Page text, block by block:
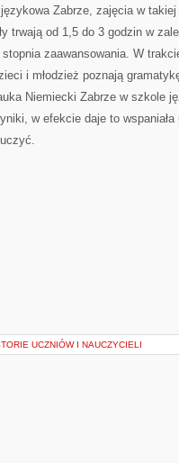
Zabrze, zajęcia w
trwają od 1,5 do 3 godzin w
zaawansowania. W
i młodzież poznają
Niemiecki Zabrze w szkole
w efekcie daje to wspaniała
UCZNIÓW I NAUCZYCIELI